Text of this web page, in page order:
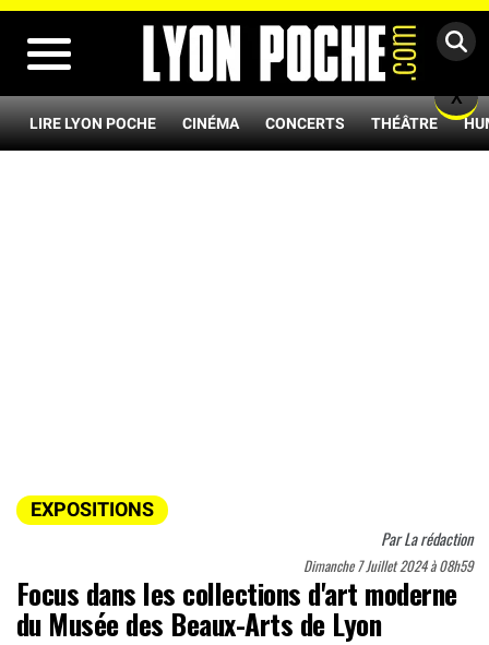
LIRE LYON POCHE CINÉMA CONCERTS THÉÂTRE
EXPOSITIONS
ParLa rédaction
Dimanche 7 Juillet 2024 à 08h59
Focus dans les collections d'art moderne
du Musée des Beaux-Arts de Lyon
X